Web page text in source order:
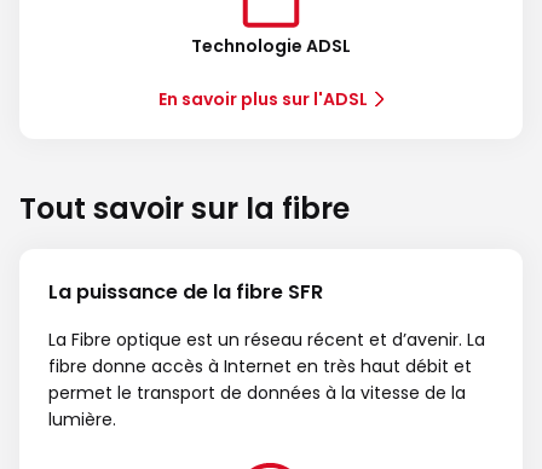
Technologie ADSL
En savoir plus sur l'ADSL
Tout savoir sur la fibre
La puissance de la fibre SFR
La Fibre optique est un réseau récent et d’avenir. La
fibre donne accès à Internet en très haut débit et
permet le transport de données à la vitesse de la
lumière.